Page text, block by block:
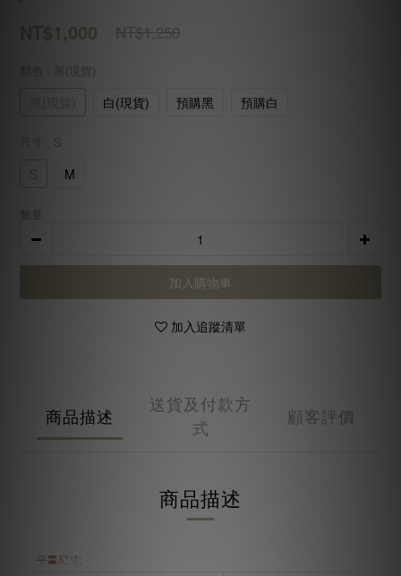
NT$1,000 NT$1,250
: 黑(現貨)
黑(現貨) 白(現貨) 預購黑 預購白
: S
S M
加入購物車
加入追蹤清單
商品描述
送貨及付款方
式
顧客評價
商品描述